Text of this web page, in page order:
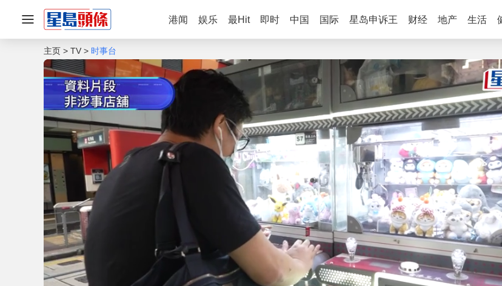
港闻 娱乐 最Hit 即时 中国 国际 星岛申诉王 财经 地产 生活
主页 TV 时事台